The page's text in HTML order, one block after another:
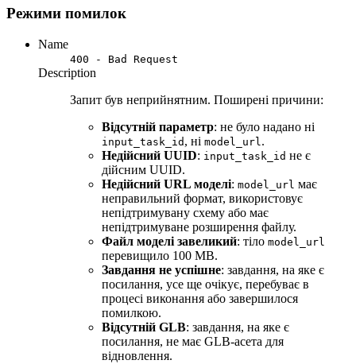
Режими помилок
Name
400 - Bad Request
Description
Запит був неприйнятним. Поширені причини:
Відсутній параметр: не було надано ні
input_task_id , ні model_url.
Недійсний UUID: input_task_id не є
дійсним UUID.
Недійсний URL моделі: model_url має
неправильний формат, використовує
непідтримувану схему або має
непідтримуване розширення файлу.
Файл моделі завеликий: тіло model_url
перевищило 100 MB.
Завдання не успішне: завдання, на яке є
посилання, усе ще очікує, перебуває в
процесі виконання або завершилося
помилкою.
Відсутній GLB: завдання, на яке є
посилання, не має GLB-асета для
відновлення.